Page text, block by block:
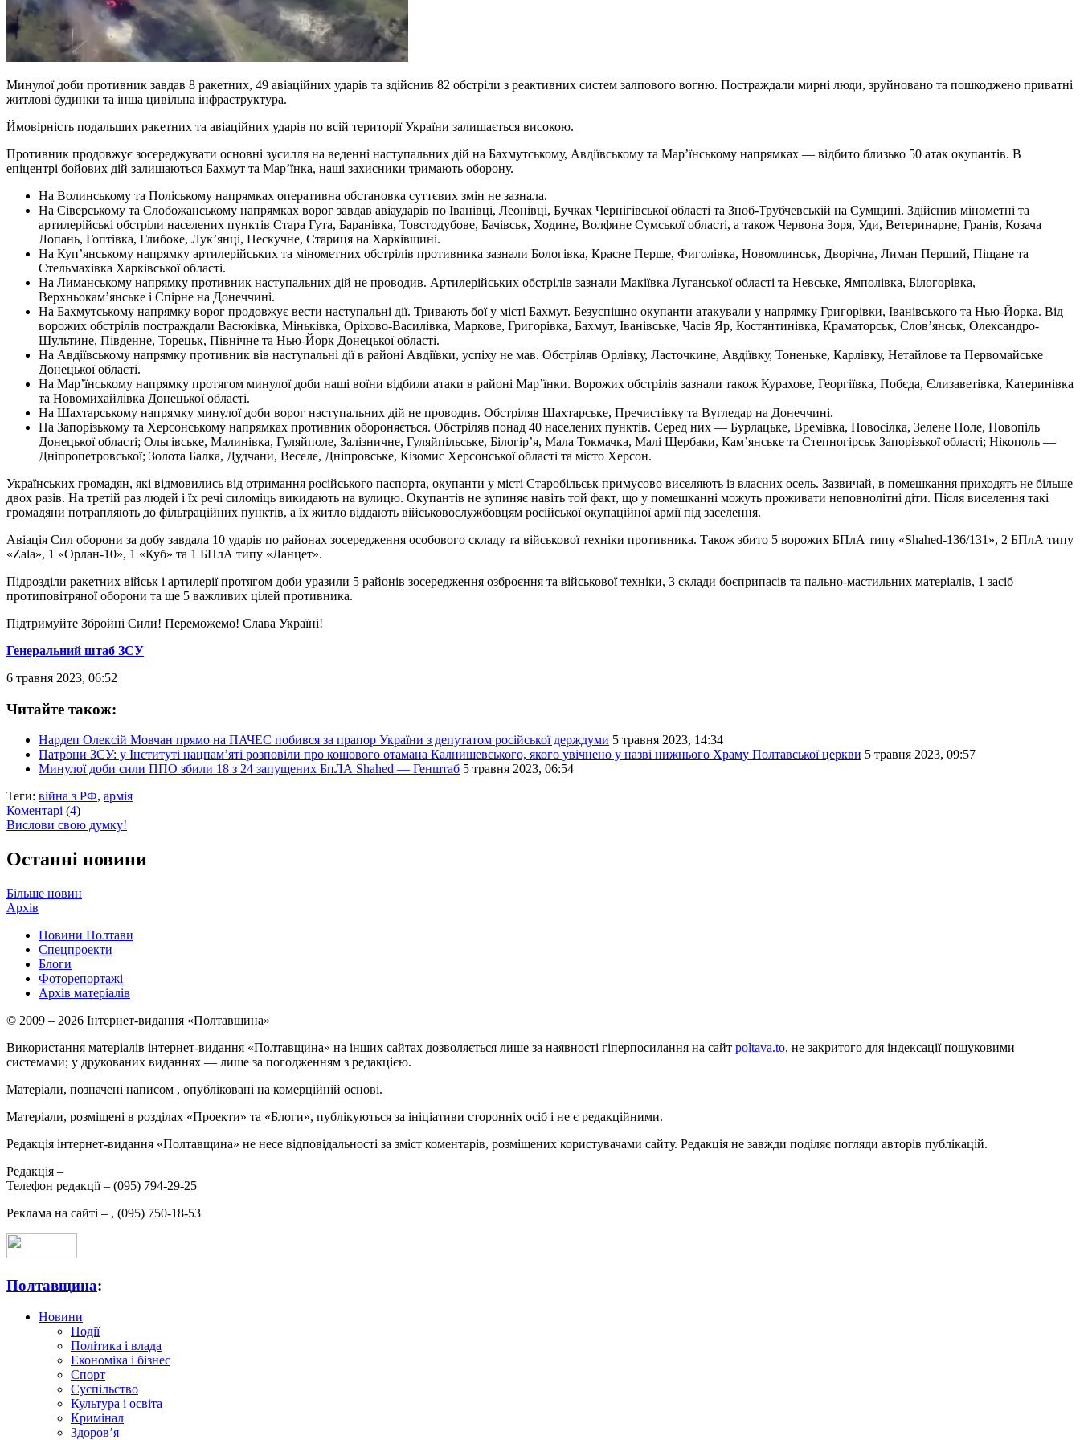
Минулої доби противник завдав 8 ракетних, 49 авіаційних ударів та здійснив 82 обстріли з реактивних систем залпового вогню. Постраждали мирні люди, зруйновано та пошкоджено приватні
житлові будинки та інша цивільна інфраструктура.
Ймовірність подальших ракетних та авіаційних ударів по всій території України залишається високою.
Противник продовжує зосереджувати основні зусилля на веденні наступальних дій на Бахмутському, Авдіївському та Мар’їнському напрямках — відбито близько 50 атак окупантів. В
епіцентрі бойових дій залишаються Бахмут та Мар’їнка, наші захисники тримають оборону.
На Волинському та Поліському напрямках оперативна обстановка суттєвих змін не зазнала.
На Сіверському та Слобожанському напрямках ворог завдав авіаударів по Іванівці, Леонівці, Бучках Чернігівської області та Зноб-Трубчевській на Сумщині. Здійснив мінометні та
артилерійські обстріли населених пунктів Стара Гута, Баранівка, Товстодубове, Бачівськ, Ходине, Волфине Сумської області, а також Червона Зоря, Уди, Ветеринарне, Гранів, Козача
Лопань, Гоптівка, Глибоке, Лук’янці, Нескучне, Стариця на Харківщині.
На Куп’янському напрямку артилерійських та мінометних обстрілів противника зазнали Бологівка, Красне Перше, Фиголівка, Новомлинськ, Дворічна, Лиман Перший, Піщане та
Стельмахівка Харківської області.
На Лиманському напрямку противник наступальних дій не проводив. Артилерійських обстрілів зазнали Макіївка Луганської області та Невське, Ямполівка, Білогорівка,
Верхньокам’янське і Спірне на Донеччині.
На Бахмутському напрямку ворог продовжує вести наступальні дії. Тривають бої у місті Бахмут. Безуспішно окупанти атакували у напрямку Григорівки, Іванівського та Нью-Йорка. Від
ворожих обстрілів постраждали Васюківка, Міньківка, Оріхово-Василівка, Маркове, Григорівка, Бахмут, Іванівське, Часів Яр, Костянтинівка, Краматорськ, Слов’янськ, Олександро-
Шультине, Південне, Торецьк, Північне та Нью-Йорк Донецької області.
На Авдіївському напрямку противник вів наступальні дії в районі Авдіївки, успіху не мав. Обстріляв Орлівку, Ласточкине, Авдіївку, Тоненьке, Карлівку, Нетайлове та Первомайське
Донецької області.
На Мар’їнському напрямку протягом минулої доби наші воїни відбили атаки в районі Мар’їнки. Ворожих обстрілів зазнали також Курахове, Георгіївка, Побєда, Єлизаветівка, Катеринівка
та Новомихайлівка Донецької області.
На Шахтарському напрямку минулої доби ворог наступальних дій не проводив. Обстріляв Шахтарське, Пречистівку та Вугледар на Донеччині.
На Запорізькому та Херсонському напрямках противник обороняється. Обстріляв понад 40 населених пунктів. Серед них — Бурлацьке, Времівка, Новосілка, Зелене Поле, Новопіль
Донецької області; Ольгівське, Малинівка, Гуляйполе, Залізничне, Гуляйпільське, Білогір’я, Мала Токмачка, Малі Щербаки, Кам’янське та Степногірськ Запорізької області; Нікополь —
Дніпропетровської; Золота Балка, Дудчани, Веселе, Дніпровське, Кізомис Херсонської області та місто Херсон.
Українських громадян, які відмовились від отримання російського паспорта, окупанти у місті Старобільськ примусово виселяють із власних осель. Зазвичай, в помешкання приходять не більше
двох разів. На третій раз людей і їх речі силоміць викидають на вулицю. Окупантів не зупиняє навіть той факт, що у помешканні можуть проживати неповнолітні діти. Після виселення такі
громадяни потрапляють до фільтраційних пунктів, а їх житло віддають військовослужбовцям російської окупаційної армії під заселення.
Авіація Сил оборони за добу завдала 10 ударів по районах зосередження особового складу та військової техніки противника. Також збито 5 ворожих БПлА типу «Shahed-136/131», 2 БПлА типу
«Zala», 1 «Орлан-10», 1 «Куб» та 1 БПлА типу «Ланцет».
Підрозділи ракетних військ і артилерії протягом доби уразили 5 районів зосередження озброєння та військової техніки, 3 склади боєприпасів та пально-мастильних матеріалів, 1 засіб
протиповітряної оборони та ще 5 важливих цілей противника.
Підтримуйте Збройні Сили! Переможемо! Слава Україні!
Генеральний штаб ЗСУ
6 травня 2023, 06:52
Читайте також:
Нардеп Олексій Мовчан прямо на ПАЧЕС побився за прапор України з депутатом російської держдуми 5 травня 2023, 14:34
Патрони ЗСУ: у Інституті нацпам’яті розповіли про кошового отамана Калнишевського, якого увічнено у назві нижнього Храму Полтавської церкви 5 травня 2023, 09:57
Минулої доби сили ППО збили 18 з 24 запущених БпЛА Shahed — Генштаб 5 травня 2023, 06:54
Теги: війна з РФ, армія
Коментарі (4)
Вислови свою думку!
Останні новини
Більше новин
Архів
Новини Полтави
Спецпроекти
Блоги
Фоторепортажі
Архів матеріалів
© 2009 – 2026 Інтернет-видання «Полтавщина»
Використання матеріалів інтернет-видання «Полтавщина» на інших сайтах дозволяється лише за наявності гіперпосилання на сайт poltava.to, не закритого для індексації пошуковими
системами; у друкованих виданнях — лише за погодженням з редакцією.
Матеріали, позначені написом , опубліковані на комерційній основі.
Матеріали, розміщені в розділах «Проекти» та «Блоги», публікуються за ініціативи сторонніх осіб і не є редакційними.
Редакція інтернет-видання «Полтавщина» не несе відповідальності за зміст коментарів, розміщених користувачами сайту. Редакція не завжди поділяє погляди авторів публікацій.
Редакція –
Телефон редакції – (095) 794-29-25
Реклама на сайті – , (095) 750-18-53
Полтавщина:
Новини
Події
Політика і влада
Економіка і бізнес
Спорт
Суспільство
Культура і освіта
Кримінал
Здоров’я